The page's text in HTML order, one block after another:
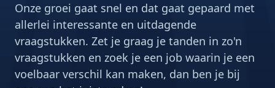
Onze groei gaat snel en dat gaat gepaard met
allerlei interessante en uitdagende
vraagstukken. Zet je graag je tanden in zo'n
vraagstukken en zoek je een job waarin je een
voelbaar verschil kan maken, dan ben je bij